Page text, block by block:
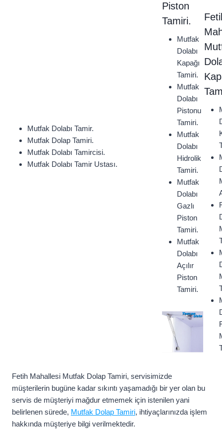
Mutfak Dolabı Tamir.
Mutfak Dolap Tamiri.
Mutfak Dolabı Tamircisi.
Mutfak Dolabı Tamir Ustası.
Piston
Tamiri.
Mutfak
Dolabı
Kapağı
Tamiri.
Mutfak
Dolabı
Pistonu
Tamiri.
Mutfak
Dolabı
Hidrolik
Tamiri.
Mutfak
Dolabı
Gazlı
Piston
Tamiri.
Mutfak
Dolabı
Açılır
Piston
Tamiri.
Fetih Mahallesi Mutfak Dolap Tamiri, servisimizde
müşterilerin bugüne kadar sıkıntı yaşamadığı bir yer olan bu
servis de müşteriyi mağdur etmemek için istenilen yani
belirlenen sürede, Mutfak Dolap Tamiri, ihtiyaçlarınızda işlem
hakkında müşteriye bilgi verilmektedir.